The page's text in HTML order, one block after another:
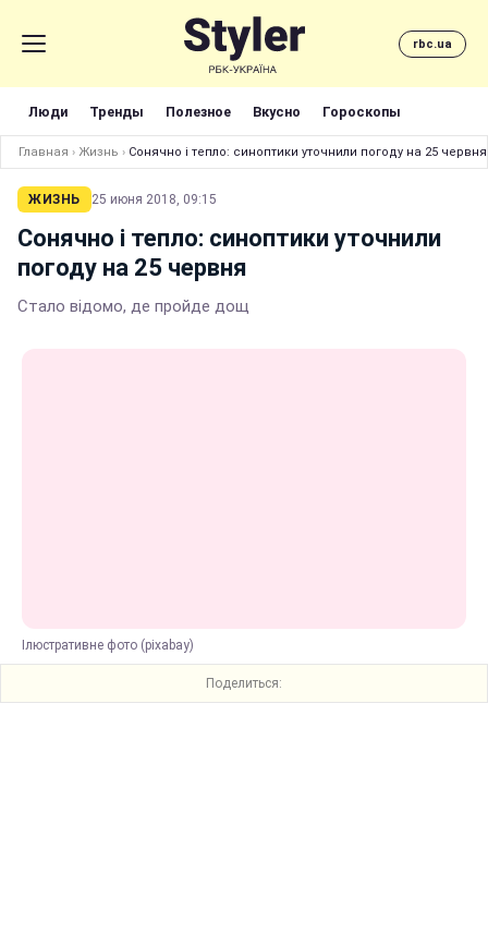
rbc.ua
Люди Тренды Полезное Вкусно Гороскопы
Главная › Жизнь › Сонячно і тепло: синоптики уточнили погоду на 25 червня
ЖИЗНЬ 25 июня 2018, 09:15
Сонячно і тепло: синоптики уточнили
погоду на 25 червня
Стало відомо, де пройде дощ
Ілюстративне фото (pixabay)
Поделиться: